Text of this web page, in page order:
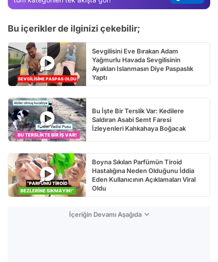
Bu içerikler de ilginizi çekebilir;
Sevgilisini Eve Bırakan Adam
Yağmurlu Havada Sevgilisinin
Ayakları Islanmasın Diye Paspaslık
Yaptı
Bu İşte Bir Terslik Var: Kedilere
Saldıran Asabi Semt Faresi
İzleyenleri Kahkahaya Boğacak
Boyna Sıkılan Parfümün Tiroid
Hastalığına Neden Olduğunu İddia
Eden Kullanıcının Açıklamaları Viral
Oldu
İçeriğin Devamı Aşağıda